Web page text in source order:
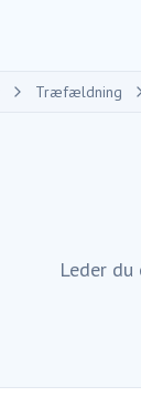
Træfældning
Leder